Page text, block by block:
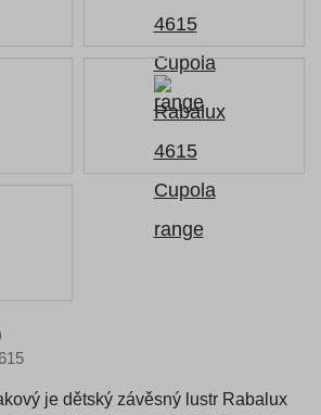
je dětský závěsný lustr Rabalux